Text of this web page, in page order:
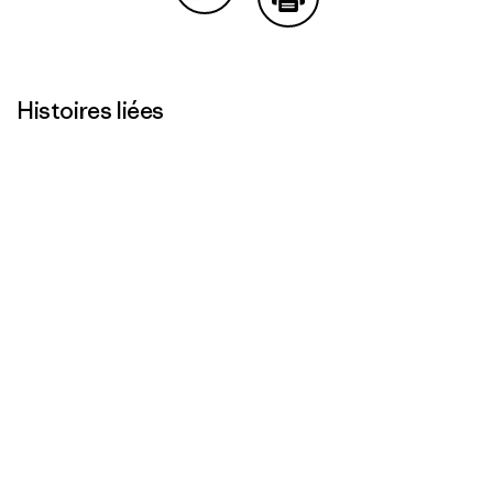
Partager sur Copy Link
Histoires liées